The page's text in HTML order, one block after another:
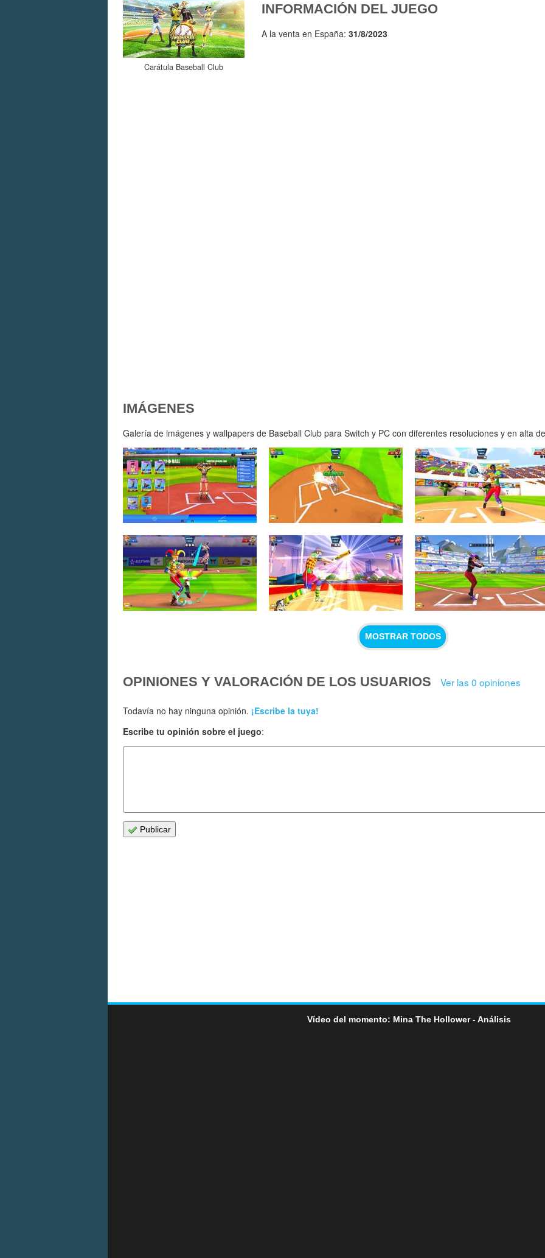
Carátula Baseball Club
INFORMACIÓN DEL JUEGO
A la venta en España: 31/8/2023
IMÁGENES
Galería de imágenes y wallpapers de Baseball Club para Switch y PC con diferentes resoluciones y en alta
MOSTRAR TODOS
OPINIONES Y VALORACIÓN DE LOS USUARIOS Ver las 0 opiniones
Todavía no hay ninguna opinión. ¡Escribe la tuya!
Escribe tu opinión sobre el juego:
Publicar
Vídeo del momento: Mina The Hollower - Análisis